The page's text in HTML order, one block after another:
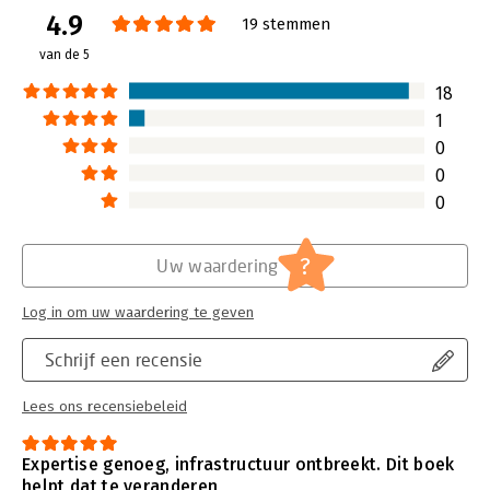
Slimme notitiekoppelingen voor diepere inzichten –
verbanden tussen ideeën en bouw een dynamisch
kennisnetwerk.
Praktische en toegankelijke gids –Van installatie tot
geavanceerde functies zoals Graph View en plug-ins, stap voor
stap uitgelegd. Trefwoorden: obsidian
Verschijningsdatum:
29-7-2025
Hoofdrubriek:
4.9
van de 5
19 stemmen
18
1
0
0
0
Schrijf een recensie
Lees ons recensiebeleid
Uw waardering ?
Log in om uw waardering te geven
Expertise genoeg, infrastructuur ontbreekt. Dit boek